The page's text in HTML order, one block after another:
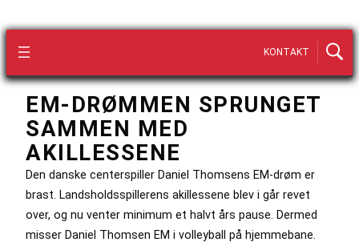
KONTAKT
EM-DRØMMEN SPRUNGET
SAMMEN MED
AKILLESSENE
Den danske centerspiller Daniel Thomsens EM-drøm er
brast. Landsholdsspillerens akillessene blev i går revet
over, og nu venter minimum et halvt års pause. Dermed
misser Daniel Thomsen EM i volleyball på hjemmebane.